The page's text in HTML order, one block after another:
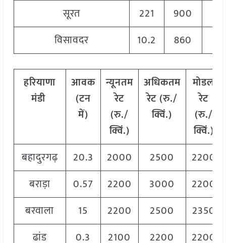
सूरत
221 900
विसावदर
10.2 860
हरियाणा
मंडी
आवक
(टन
में)
न्यूनतम
रेट
(रु./
क्विं.)
अधिकतम
रेट (रु./
क्विं.)
मोडल
रेट
(रु./
क्विं.)
बहादुरगढ़
20.3 2000 2500
2200
बराड़ा
0.57 2200 3000
2200
बरवाला
15 2200 2500
2350
ढांड
0.3 2100 2200
2200